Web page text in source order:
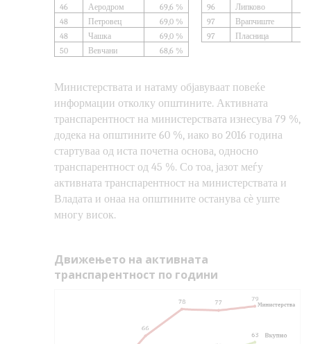
46 Аеродром 69,6 % 96 Липково
48
Петровец 69,0 % 97 Врапчиште
48
Чашка 69,0 % 97 Пласница
50
Вевчани 68,6 %
Министерствата и натаму објавуваат повеќе
информации отколку општините. Активната
транспарентност на министерствата изнесува 79 %,
додека на општините 60 %, иако во 2016 година
стартуваа од иста почетна основа, односно
транспарентност од 45 %. Со тоа, јазот меѓу
активната транспарентност на министерствата и
Владата и онаа на општинитеостанува сè уште
многу висок.
Движењето на активната
транспарентност по години